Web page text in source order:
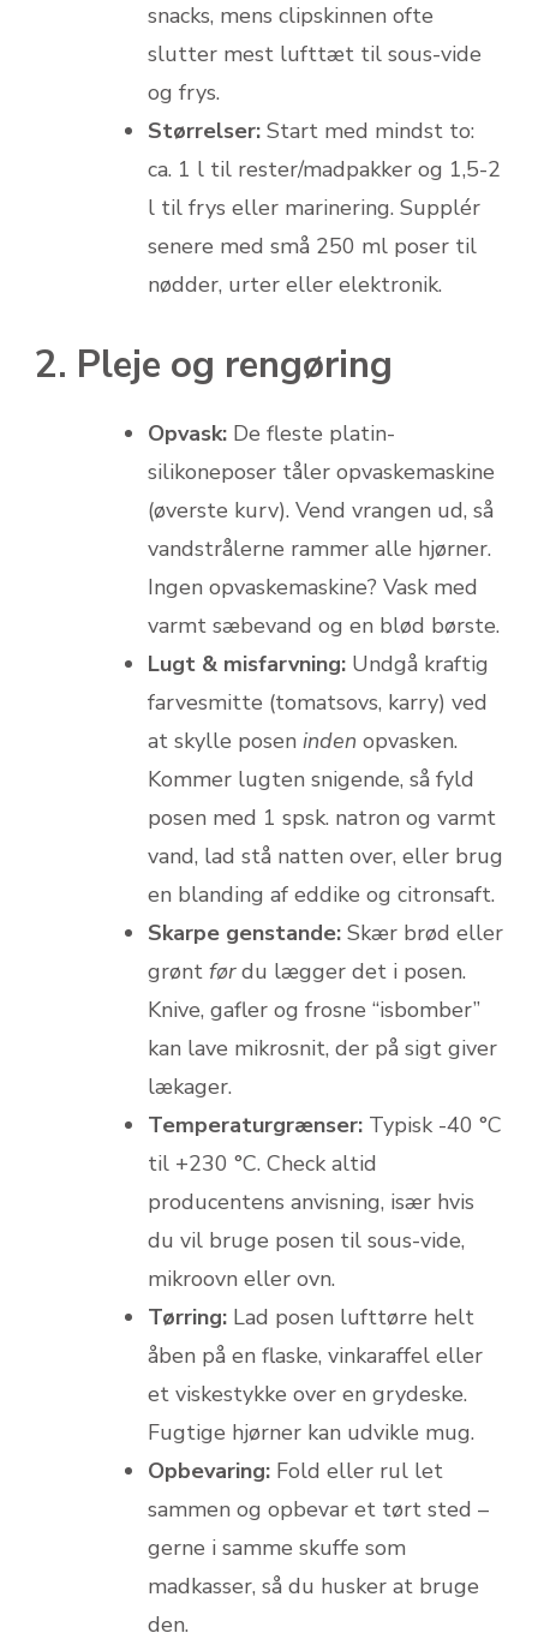
snacks, mens clipskinnen ofte
slutter mest lufttæt til sous-vide
og frys.
Størrelser: Start med mindst to:
ca. 1 l til rester/madpakker og 1,5-2
l til frys eller marinering. Supplér
senere med små 250 ml poser til
nødder, urter eller elektronik.
2. Pleje og rengøring
Opvask: De fleste platin-
silikoneposer tåler opvaskemaskine
(øverste kurv). Vend vrangen ud, så
vandstrålerne rammer alle hjørner.
Ingen opvaskemaskine? Vask med
varmt sæbevand og en blød børste.
Lugt & misfarvning: Undgå kraftig
farvesmitte (tomatsovs, karry) ved
at skylle posen inden opvasken.
Kommer lugten snigende, så fyld
posen med 1 spsk. natron og varmt
vand, lad stå natten over, eller brug
en blanding af eddike og citronsaft.
Skarpe genstande: Skær brød eller
grønt førdu lægger det i posen.
Knive, gafler og frosne “isbomber”
kan lave mikrosnit, der på sigt giver
lækager.
Temperaturgrænser: Typisk -40 °C
til +230 °C. Check altid
producentens anvisning, især hvis
du vil bruge posen til sous-vide,
mikroovn eller ovn.
Tørring: Lad posen lufttørre helt
åben på en flaske, vinkaraffel eller
et viskestykke over en grydeske.
Fugtige hjørner kan udvikle mug.
Opbevaring: Fold eller rul let
sammen og opbevar et tørt sted –
gerne i samme skuffe som
madkasser, så du husker at bruge
den.